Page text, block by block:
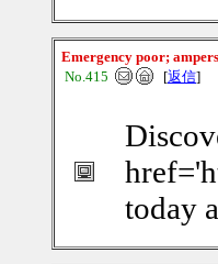
Emergency poor;
No.415
[返信]
today